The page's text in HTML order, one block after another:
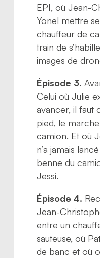
EPI, où Jean-
Yonel mettre
chauffeur de
train de
images de
Épisode 3.
Celui où Julie
avancer, il faut
pied, le
camion. Et où
n’a jamais
benne du
Jessi.
Épisode 4.
Jean-
entre un
sauteuse, où
de banc et où